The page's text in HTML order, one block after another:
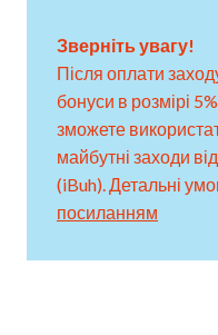
Зверніть увагу!
Після оплати
бонуси в розмірі
зможете
майбутні заходи
(iBuh). Детальні
посиланням